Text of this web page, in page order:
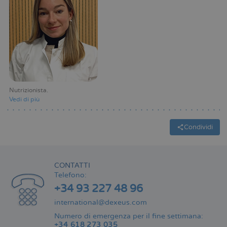
Nutrizionista
Vedi di più
Condividi
CONTATTI
Telefono:
+34 93 227 48 96
international@dexeus.com
Numero di emergenza per il fine settimana:
+34 618 273 035